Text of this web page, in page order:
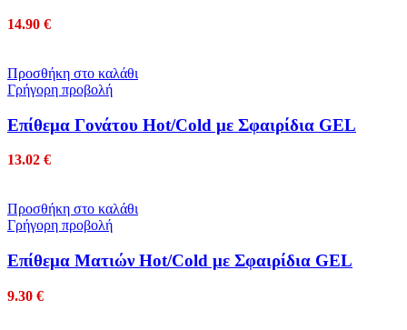
14.90 €
Προσθήκη στο καλάθι
Γρήγορη προβολή
Επίθεμα Γονάτου Hot/Cold με Σφαιρίδια GEL
13.02 €
Προσθήκη στο καλάθι
Γρήγορη προβολή
Επίθεμα Ματιών Hot/Cold με Σφαιρίδια GEL
9.30 €